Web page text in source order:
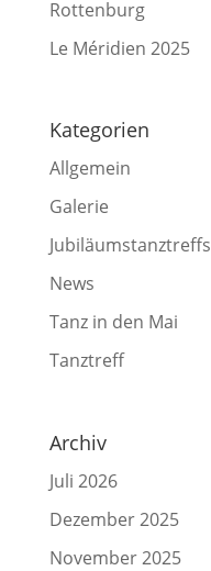
Rottenburg
Le Méridien 2025
Kategorien
Allgemein
Galerie
Jubiläumstanztreffs
News
Tanz in den Mai
Tanztreff
Archiv
Juli 2026
Dezember 2025
November 2025